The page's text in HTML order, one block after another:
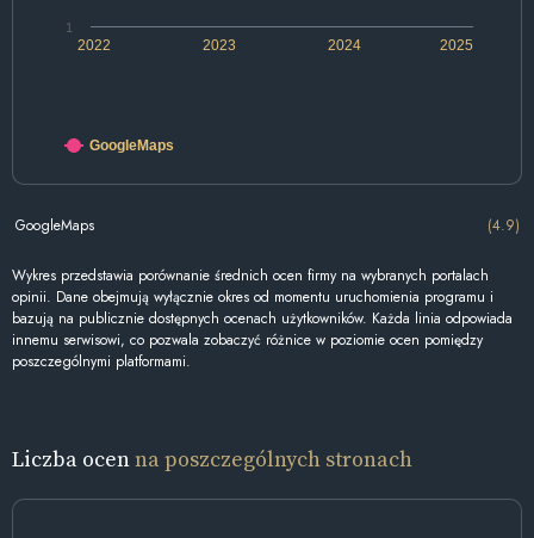
2022 2024
2023 2025
1
GoogleMaps
GoogleMaps (4.9)
Wykres przedstawia porównanie średnich ocen firmy na wybranych portalach
opinii. Dane obejmują wyłącznie okres od momentu uruchomienia programu i
bazują na publicznie dostępnych ocenach użytkowników. Każda linia odpowiada
innemu serwisowi, co pozwala zobaczyć różnice w poziomie ocen pomiędzy
poszczególnymi platformami.
Liczba ocenna poszczególnych stronach